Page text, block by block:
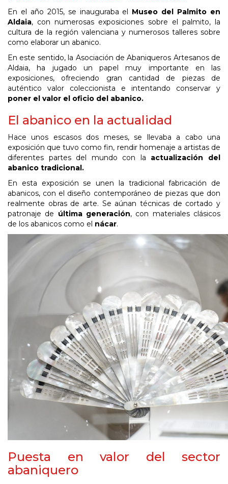
En el año 2015, se inauguraba el Museo del Palmito en
Aldaia, con numerosas exposiciones sobre el palmito, la
cultura de la región valenciana y numerosos talleres sobre
como elaborar un abanico.
En este sentido, la Asociación de Abaniqueros Artesanos de
Aldaia, ha jugado un papel muy importante en las
exposiciones, ofreciendo gran cantidad de piezas de
auténtico valor coleccionista e intentando conservar y
poner el valor el oficio del abanico.
El abanico en la actualidad
Hace unos escasos dos meses, se llevaba a cabo una
exposición que tuvo como fin, rendir homenaje a artistas de
diferentes partes del mundo con la actualización del
abanico tradicional.
En esta exposición se unen la tradicional fabricación de
abanicos, con el diseño contemporáneo de piezas que don
realmente obras de arte. Se aúnan técnicas de cortado y
patronaje de última generación, con materiales clásicos
de los abanicos como el nácar.
Puesta en valor del sector
abaniquero